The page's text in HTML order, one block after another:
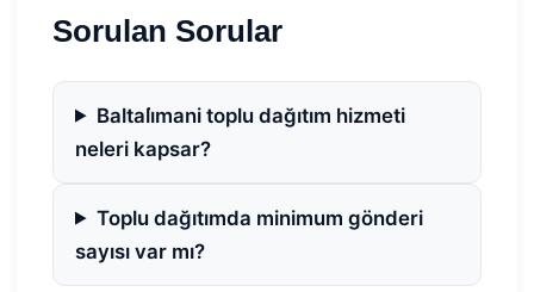
Sorulan Sorular
Baltali̇mani toplu dağıtım hizmeti
neleri kapsar?
Toplu dağıtımda minimum gönderi
sayısı var mı?